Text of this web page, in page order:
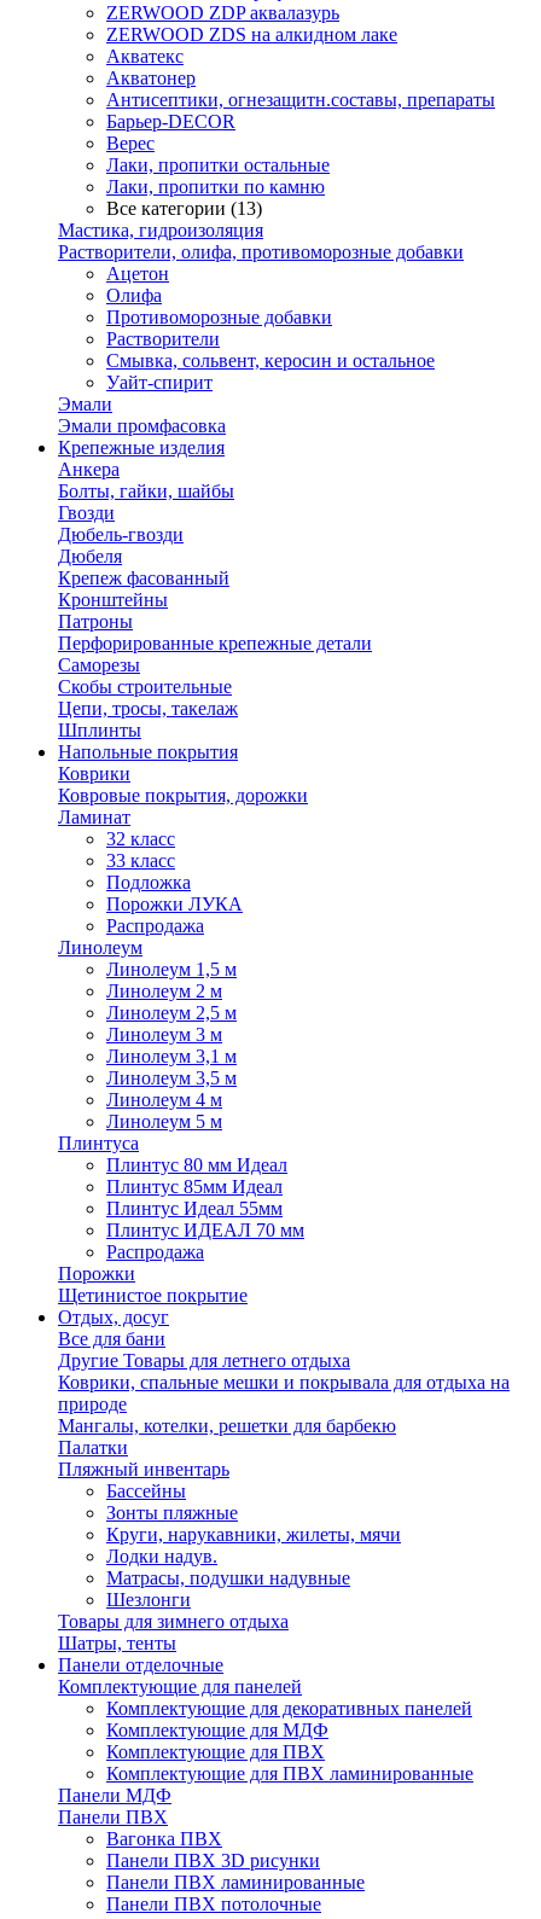
ZERWOOD ZDP аквалазурь
ZERWOOD ZDS на алкидном лаке
Акватекс
Акватонер
Антисептики, огнезащитн.составы, препараты
Барьер-DECOR
Верес
Лаки, пропитки остальные
Лаки, пропитки по камню
Все категории (13)
Мастика, гидроизоляция
Растворители, олифа, противоморозные добавки
Ацетон
Олифа
Противоморозные добавки
Растворители
Смывка, сольвент, керосин и остальное
Уайт-спирит
Эмали
Эмали промфасовка
Крепежные изделия
Анкера
Болты, гайки, шайбы
Гвозди
Дюбель-гвозди
Дюбеля
Крепеж фасованный
Кронштейны
Патроны
Перфорированные крепежные детали
Саморезы
Скобы строительные
Цепи, тросы, такелаж
Шплинты
Напольные покрытия
Коврики
Ковровые покрытия, дорожки
Ламинат
32 класс
33 класс
Подложка
Порожки ЛУКА
Распродажа
Линолеум
Линолеум 1,5 м
Линолеум 2 м
Линолеум 2,5 м
Линолеум 3 м
Линолеум 3,1 м
Линолеум 3,5 м
Линолеум 4 м
Линолеум 5 м
Плинтуса
Плинтус 80 мм Идеал
Плинтус 85мм Идеал
Плинтус Идеал 55мм
Плинтус ИДЕАЛ 70 мм
Распродажа
Порожки
Щетинистое покрытие
Отдых, досуг
Все для бани
Другие Товары для летнего отдыха
Коврики, спальные мешки и покрывала для отдыха на
природе
Мангалы, котелки, решетки для барбекю
Палатки
Пляжный инвентарь
Бассейны
Зонты пляжные
Круги, нарукавники, жилеты, мячи
Лодки надув.
Матрасы, подушки надувные
Шезлонги
Товары для зимнего отдыха
Шатры, тенты
Панели отделочные
Комплектующие для панелей
Комплектующие для декоративных панелей
Комплектующие для МДФ
Комплектующие для ПВХ
Комплектующие для ПВХ ламинированные
Панели МДФ
Панели ПВХ
Вагонка ПВХ
Панели ПВХ 3D рисунки
Панели ПВХ ламинированные
Панели ПВХ потолочные